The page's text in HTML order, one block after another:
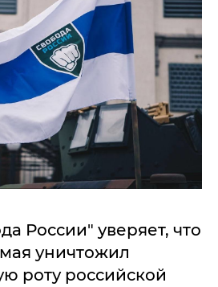
России" уверяет, что
уничтожил
роту российской